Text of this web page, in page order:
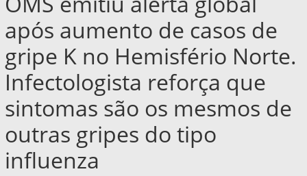
após aumento de casos de
gripe K no Hemisfério Norte.
Infectologista reforça que
sintomas são os mesmos de
outras gripes do tipo
influenza